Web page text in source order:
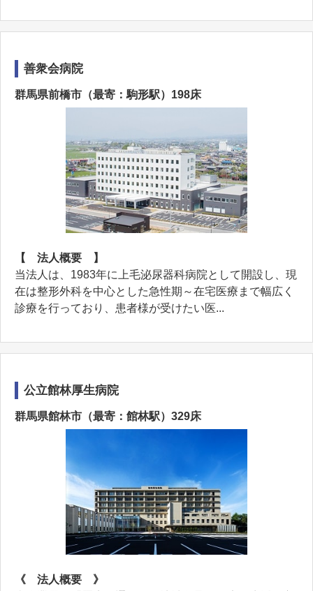
善衆会病院
群馬県前橋市（最寄：駒形駅）198床
【 法人概要 】
当法人は、1983年に上毛泌尿器科病院として開設し、現
在は整形外科を中心とした急性期～在宅医療まで幅広く
診療を行っており、患者様が受けたい医...
公立館林厚生病院
群馬県館林市（最寄：館林駅）329床
《 法人概要 》